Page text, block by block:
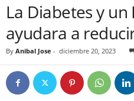
La Diabetes y
ayudara a
By Anibal Jose - diciembre 20, 2023